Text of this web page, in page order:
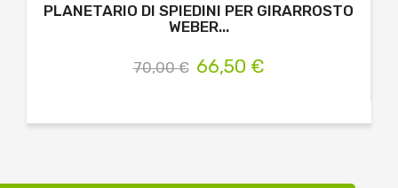
PLANETARIO DI SPIEDINI PER GIRARROSTO
WEBER...
70,00 € 66,50 €